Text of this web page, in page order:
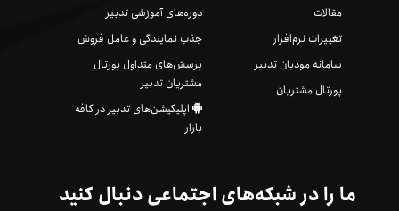
مقالات
تغییرات نرم‌افزار
سامانه مودیان تدبیر
پورتال مشتریان
دوره‌های آموزشی تدبیر
جذب نمایندگی و عامل فروش
پرسش‌های متداول پورتال
مشتریان تدبیر
اپلیکیشن‌های تدبیر در کافه
بازار
ما را در شبکه‌های اجتماعی دنبال کنید